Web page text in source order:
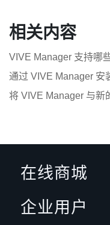
相关内容
VIVE Manager 支持哪
通过 VIVE Manager 安
将 VIVE Manager 与新
在线商城
企业用户